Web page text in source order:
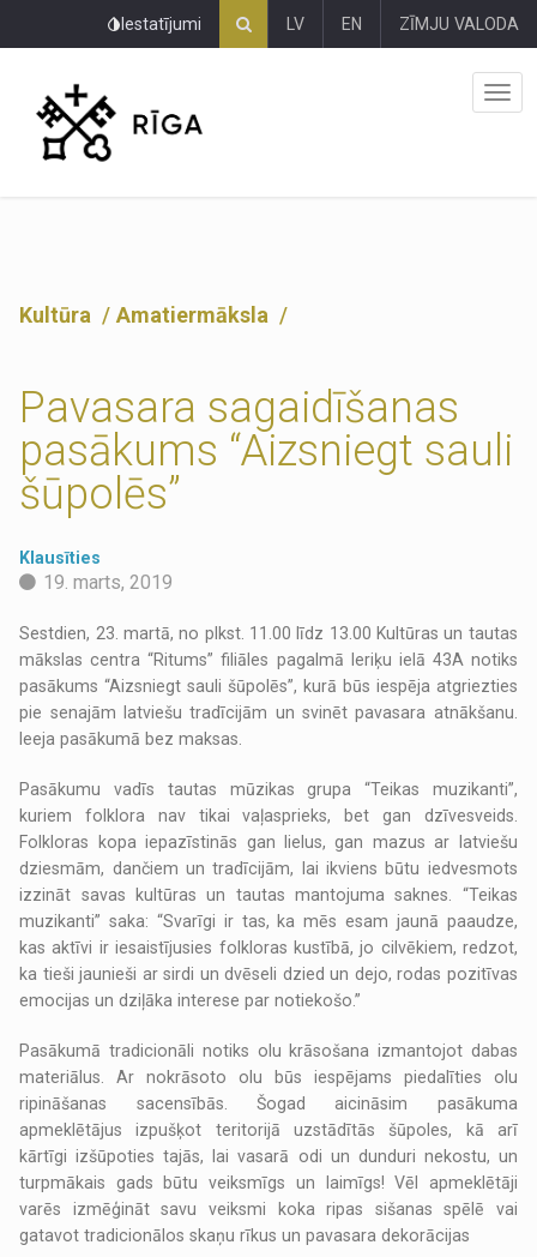
Iestatījumi LV EN ZĪMJU VALODA
Kultūra Amatiermāksla
Pavasara sagaidīšanas
pasākums “Aizsniegt sauli
šūpolēs”
Klausīties
19. marts, 2019
Sestdien, 23. martā, no plkst. 11.00 līdz 13.00 Kultūras un tautas
mākslas centra “Ritums” filiāles pagalmā Ieriķu ielā 43A notiks
pasākums “Aizsniegt sauli šūpolēs”, kurā būs iespēja atgriezties
pie senajām latviešu tradīcijām un svinēt pavasara atnākšanu.
Ieeja pasākumā bez maksas.
Pasākumu vadīs tautas mūzikas grupa “Teikas muzikanti”,
kuriem folklora nav tikai vaļasprieks, bet gan dzīvesveids.
Folkloras kopa iepazīstinās gan lielus, gan mazus ar latviešu
dziesmām, dančiem un tradīcijām, lai ikviens būtu iedvesmots
izzināt savas kultūras un tautas mantojuma saknes. “Teikas
muzikanti” saka: “Svarīgi ir tas, ka mēs esam jaunā paaudze,
kas aktīvi ir iesaistījusies folkloras kustībā, jo cilvēkiem, redzot,
ka tieši jaunieši ar sirdi un dvēseli dzied un dejo, rodas pozitīvas
emocijas un dziļāka interese par notiekošo.”
Pasākumā tradicionāli notiks olu krāsošana izmantojot dabas
materiālus. Ar nokrāsoto olu būs iespējams piedalīties olu
ripināšanas sacensībās. Šogad aicināsim pasākuma
apmeklētājus izpušķot teritorijā uzstādītās šūpoles, kā arī
kārtīgi izšūpoties tajās, lai vasarā odi un dunduri nekostu, un
turpmākais gads būtu veiksmīgs un laimīgs! Vēl apmeklētāji
varēs izmēģināt savu veiksmi koka ripas sišanas spēlē vai
gatavot tradicionālos skaņu rīkus un pavasara dekorācijas